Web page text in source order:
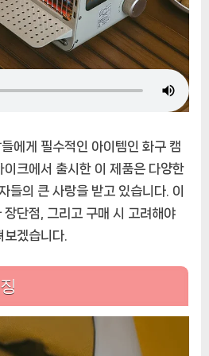
기
능
야
외
가
스
스
토
브
에게 필수적인 아이템인 화구 캠
크에서 출시한 이 제품은 다양한
들의 큰 사랑을 받고 있습니다. 이
단점, 그리고 구매 시 고려해야
겠습니다.